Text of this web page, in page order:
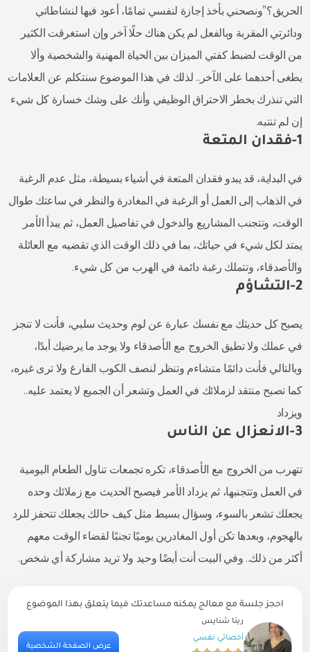
الحريق؟”ونصحني بأخذ إجازة لنفسي تمامًا، أعود فيها لنشاطاتي
ودائرتي المقربة وبالفعل لم يكن هناك حلًا آخر وإن استغرقت الكثير
من الوقت لضبط كفتي الميزان بين الحياة المهنية والشخصية وألا
يطغى أحدهما على الآخر.. لذلك في هذا الموضوع سنتكلم عن العلامات
التي تنذرك بخطر الاحتراق الوظيفي وأنك على وشك خسارة كل شيء
إن لم تنتبه.
1-فقدان المتعة
في البداية، قد يبدو فقدان المتعة في أشياء بسيطة، مثل عدم الرغبة
في الذهاب إلى العمل أو الرغبة في المغادرة والنظر في ساعتك طوال
الوقت، وتتجنب المشاريع والدخول في تفاصيل العمل، ثم يبدأ الأمر
يمتد لكل شيء في حياتك، بما في ذلك الوقت الذي تقضيه مع العائلة
والأصدقاء، وتتملك رغبة دائمة في الهرب من كل شيء.
2-التشاؤم
يصبح كل حديثك مع نفسك عبارة عن لوم وحديث سلبي، فأنت لا تنجز
في عملك ولا تطيق الخروج مع الأصدقاء ولا يوجد ما يرضيك أبدًا،
وبالتالي فأنت دائمًا متشاءم وتنظر لنصف الكوب الفارغ ولا ترى غيره،
كما تصبح منتقد لزملائك في العمل وتشعر أن الجميع لا يعتمد عليه..
ويزداد
3-الانعزال عن الناس
تتهرب من الخروج مع الأصدقاء، تكره تجمعات تناول الطعام اليومية
في العمل وتتجنبها، ثم يزداد الأمر فيصبح الحديث مع زملائك وحده
يجعلك تشعر بالسوء، وسؤال بسيط مثل كيف حالك يجعلك تتحفز للرد
بالهجوم، وبعدها تكن أول المغادرين يوميًا تجنبًا لقضاء الوقت معهم
أكثر من ذلك.. وفي البيت أنت أيضًا وحيد ولا تريد مشاركة أي شخص.
احجز جلسة مع معالج يمكنه مساعدتك فيما يتعلق بهذا الموضوع
ريتا شنايس
أخصائي نفسي
عرض الصفحة الشخصية